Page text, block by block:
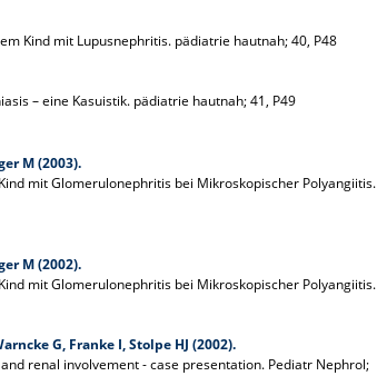
Kind mit Lupusnephritis. pädiatrie hautnah; 40, P48
– eine Kasuistik. pädiatrie hautnah; 41, P49
M (2003).
mit Glomerulonephritis bei Mikroskopischer Polyangiitis.
M (2002).
mit Glomerulonephritis bei Mikroskopischer Polyangiitis.
G, Franke I, Stolpe HJ (2002).
renal involvement - case presentation. Pediatr Nephrol;